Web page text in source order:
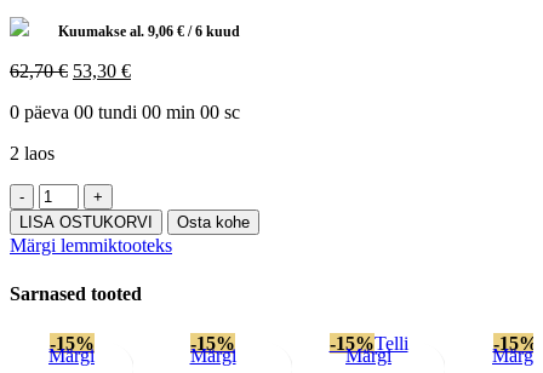
Kuumakse al. 9,06 € / 6 kuud
62,70€ Algne
oli:
53,30 €Current
is:
0 päeva 00 tundi 00 min 00 sc
2 laos
GIGI
TEXTURE
SMART
NIGHT
kogus
LISA OSTUKORVI Osta kohe
Märgi lemmiktooteks
Sarnased tooted
-15%
Märgi
-15%
Märgi
-15%Telli
Märgi
-15%
Märgi